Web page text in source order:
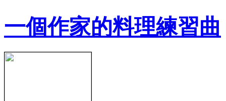
一個作家的料理練習曲